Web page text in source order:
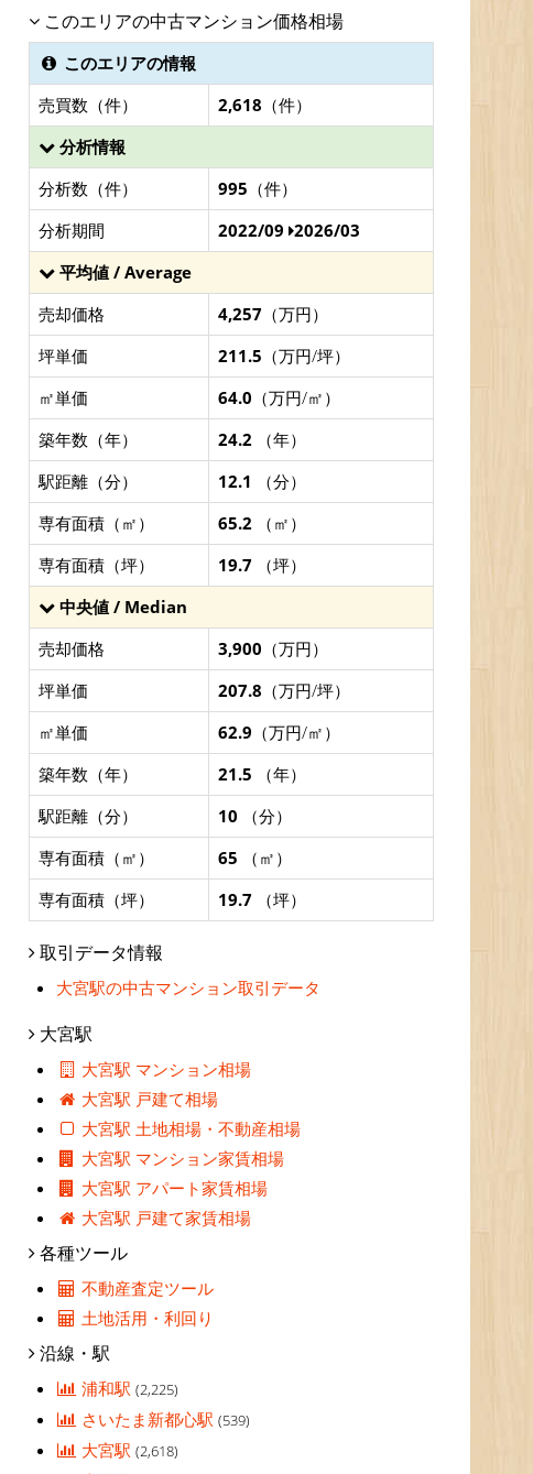
このエリアの中古マンション価格相場
このエリアの情報
売買数（件）
2,618 （件）
分析情報
分析数（件）
995 （件）
分析期間
2022/09 2026/03
平均値 / Average
売却価格
4,257 （万円）
坪単価
211.5 （万円/坪）
㎡単価
64.0 （万円/㎡）
築年数（年）
24.2 （年）
駅距離（分）
12.1 （分）
専有面積（㎡）
65.2 （㎡）
専有面積（坪）
19.7 （坪）
中央値 / Median
売却価格
3,900 （万円）
坪単価
207.8 （万円/坪）
㎡単価
62.9 （万円/㎡）
築年数（年）
21.5 （年）
駅距離（分）
10 （分）
専有面積（㎡）
65 （㎡）
専有面積（坪）
19.7 （坪）
取引データ情報
大宮駅の中古マンション取引データ
大宮駅
大宮駅 マンション相場
大宮駅 戸建て相場
大宮駅 土地相場・不動産相場
大宮駅 マンション家賃相場
大宮駅 アパート家賃相場
大宮駅 戸建て家賃相場
各種ツール
不動産査定ツール
土地活用・利回り
沿線・駅
浦和駅(2,225)
さいたま新都心駅(539)
大宮駅(2,618)